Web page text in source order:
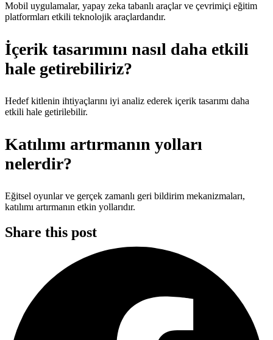
Mobil uygulamalar, yapay zeka tabanlı araçlar ve çevrimiçi eğitim
platformları etkili teknolojik araçlardandır.
İçerik tasarımını nasıl daha etkili
hale getirebiliriz?
Hedef kitlenin ihtiyaçlarını iyi analiz ederek içerik tasarımı daha
etkili hale getirilebilir.
Katılımı artırmanın yolları
nelerdir?
Eğitsel oyunlar ve gerçek zamanlı geri bildirim mekanizmaları,
katılımı artırmanın etkin yollarıdır.
Share this post